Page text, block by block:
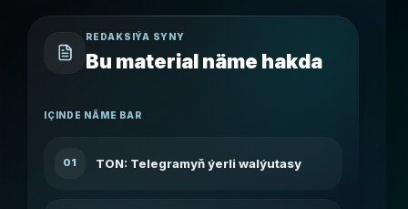
REDAKSIÝA SYNY
Bu material näme hakda
IÇINDE NÄME BAR
01 TON: Telegramyň ýerli walýutasy